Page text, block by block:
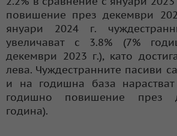
повишение през декември
януари 2024 г.
увеличават с 3.8% (7%
декември 2023 г.), като
лева. Чуждестранните пасиви
и на годишна база
годишно повишение през
година).